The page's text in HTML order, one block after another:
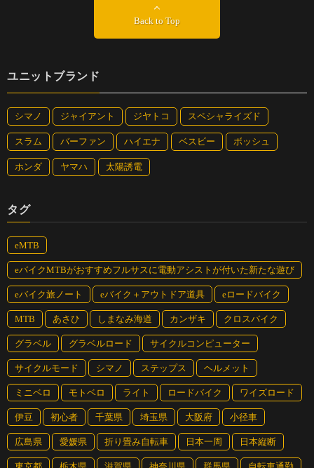
Back to Top
ユニットブランド
シマノ ジャイアント ジヤトコ スペシャライズド
スラム バーファン ハイエナ ベスビー ボッシュ
ホンダ ヤマハ 太陽誘電
タグ
eMTB
eバイクMTBがおすすめフルサスに電動アシストが付いた新たな遊び
eバイク旅ノート eバイク＋アウトドア道具 eロードバイク
MTB あさひ しまなみ海道 カンザキ クロスバイク
グラベル グラベルロード サイクルコンピューター
サイクルモード シマノ ステップス ヘルメット
ミニベロ モトベロ ライト ロードバイク ワイズロード
伊豆 初心者 千葉県 埼玉県 大阪府 小径車
広島県 愛媛県 折り畳み自転車 日本一周 日本縦断